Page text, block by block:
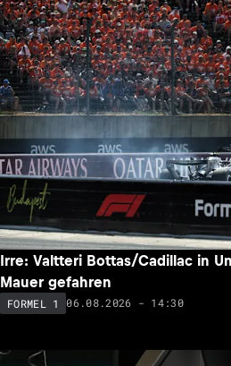
Irre: Valtteri Bottas/Cadillac in
Mauer gefahren
FORMEL 1 06.08.2026 - 14:30